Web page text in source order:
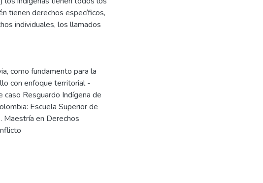
tienen derechos específicos,
individuales, los llamados
como fundamento para la
con enfoque territorial -
caso Resguardo Indígena de
Escuela Superior de
Maestría en Derechos